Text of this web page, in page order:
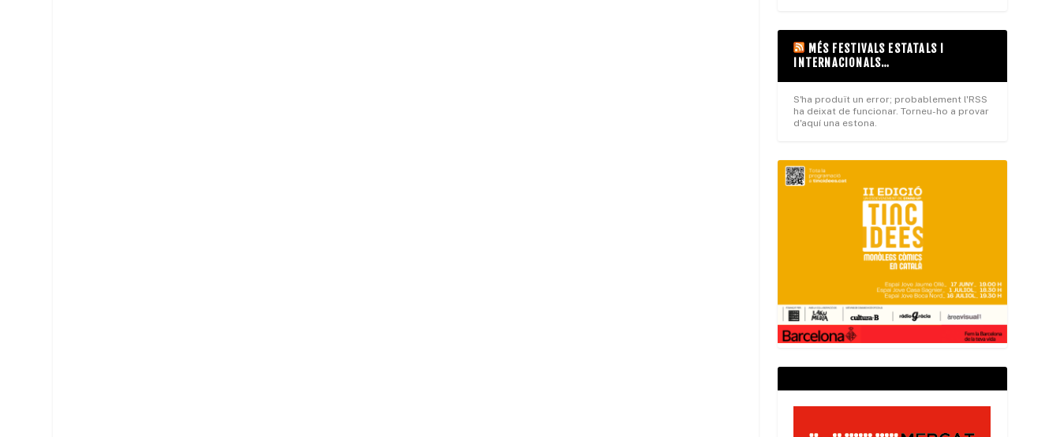
MÉS FESTIVALS ESTATALS I
INTERNACIONALS…
S'ha produït un error; probablement l'RSS
ha deixat de funcionar. Torneu-ho a provar
d'aquí una estona.